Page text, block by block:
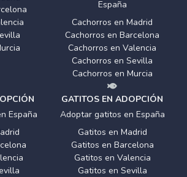
España
Cachorros en Madrid
Cachorros en Barcelona
Cachorros en Valencia
Cachorros en Sevilla
Cachorros en Murcia
España
GATITOS EN ADOPCIÓN
Adoptar gatitos en España
Gatitos en Madrid
Gatitos en Barcelona
Gatitos en Valencia
Gatitos en Sevilla